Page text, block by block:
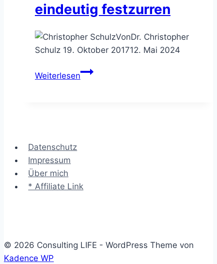
eindeutig festzurren
VonDr. Christopher
Schulz 19. Oktober 201712. Mai 2024
WeiterlesenDie
Datenschutz
Impressum
Über mich
* Affiliate Link
© 2026 Consulting LIFE - WordPress Theme von
Kadence WP